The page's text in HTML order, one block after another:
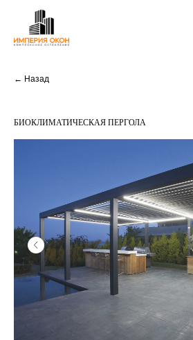
← Назад
БИОКЛИМАТИЧЕСКАЯ ПЕРГОЛА